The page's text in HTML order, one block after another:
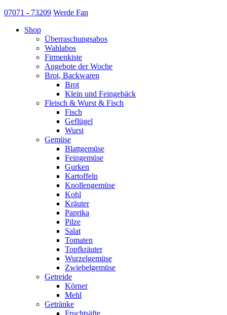
07071 - 73209 Werde Fan
Shop
Überraschungsabos
Wahlabos
Firmenkiste
Angebote der Woche
Brot, Backwaren
Brot
Klein und Feingebäck
Fleisch & Wurst & Fisch
Fisch
Geflügel
Wurst
Gemüse
Blattgemüse
Feingemüse
Gurken
Kartoffeln
Knollengemüse
Kohl
Kräuter
Paprika
Pilze
Salat
Tomaten
Topfkräuter
Wurzelgemüse
Zwiebelgemüse
Getreide
Körner
Mehl
Getränke
Fruchtsäfte